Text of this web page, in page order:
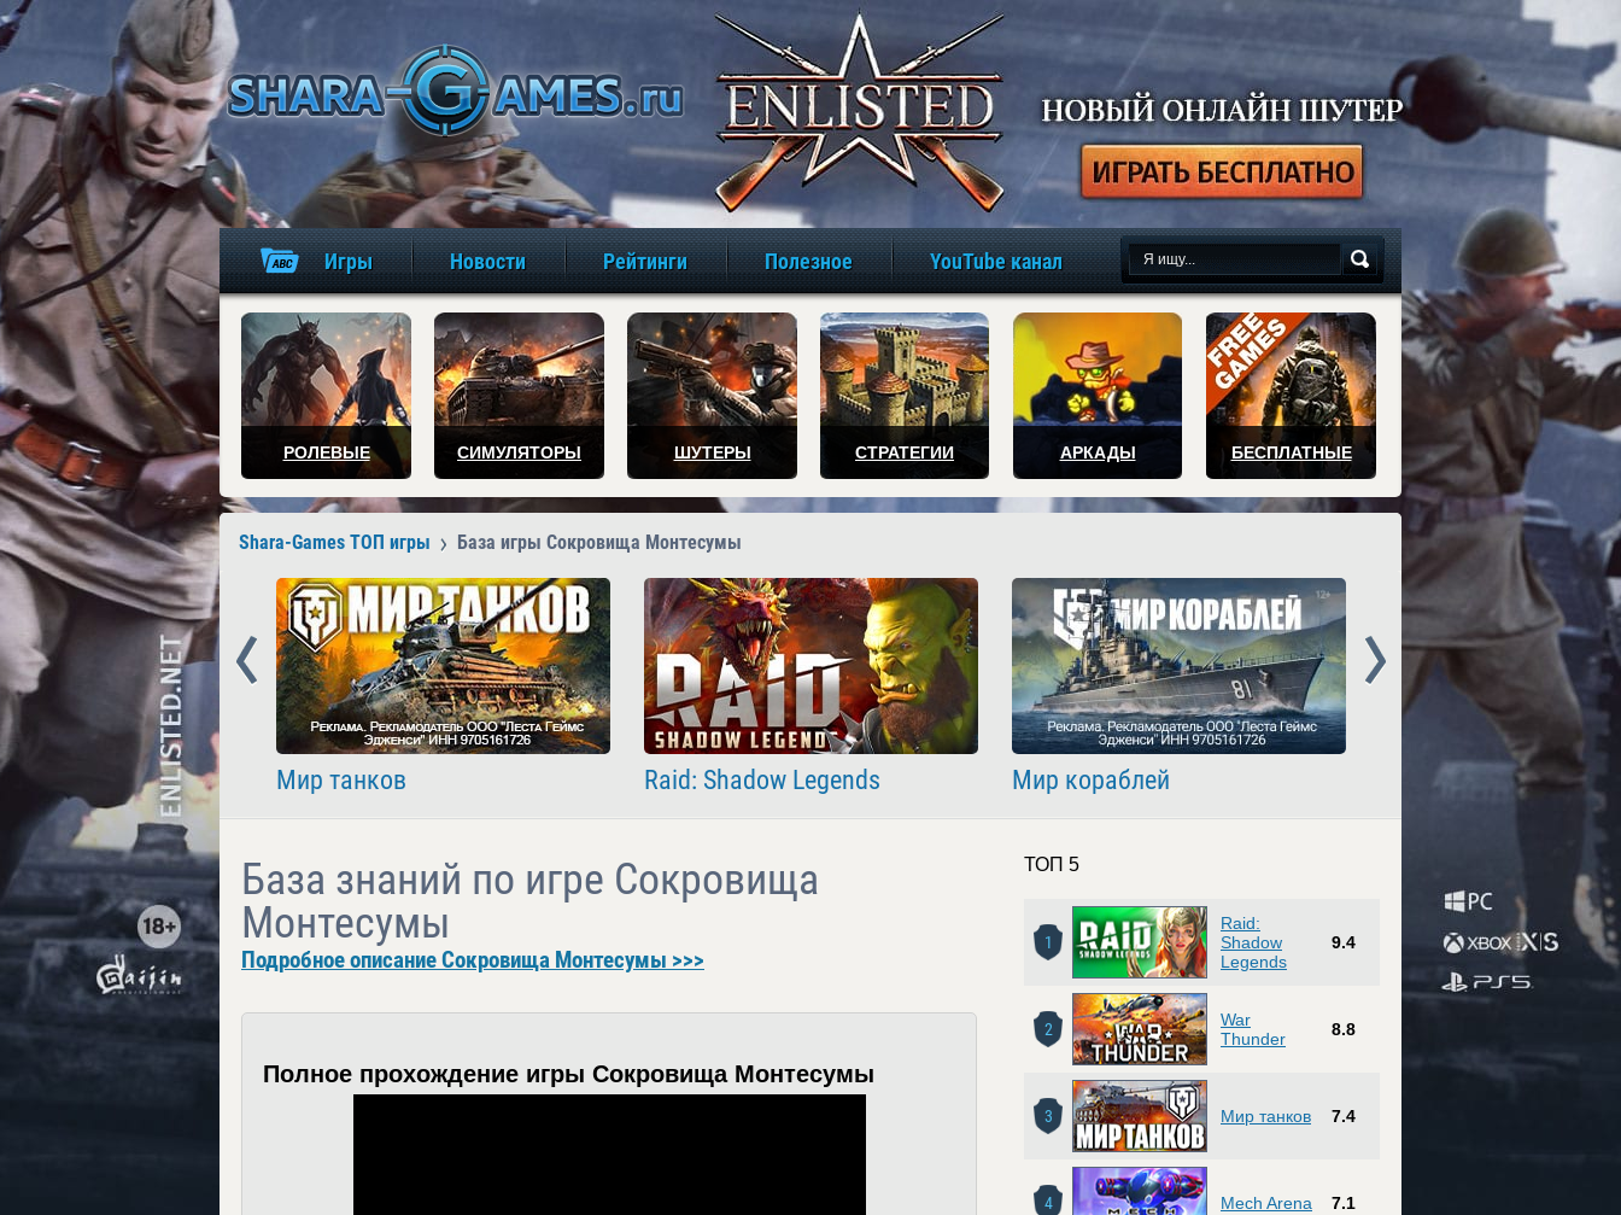
игры онлайн бесплатно
Игры Новости Рейтинги Полезное YouTube канал
РОЛЕВЫЕ СИМУЛЯТОРЫ ШУТЕРЫ СТРАТЕГИИ АРКАДЫ БЕСПЛАТНЫЕ
Shara-Games ТОП игры База игры Сокровища Монтесумы
Мир танков Raid: Shadow Legends Мир кораблей Crossout
Prev Next
База знаний по игре Сокровища
Монтесумы
Подробное описание Сокровища Монтесумы >>>
Полное прохождение игры Сокровища Монтесумы
ТОП 5
1
Raid:
Shadow
Legends
9.4
2
War
Thunder
8.8
3 Мир танков 7.4
4 Mech Arena 7.1